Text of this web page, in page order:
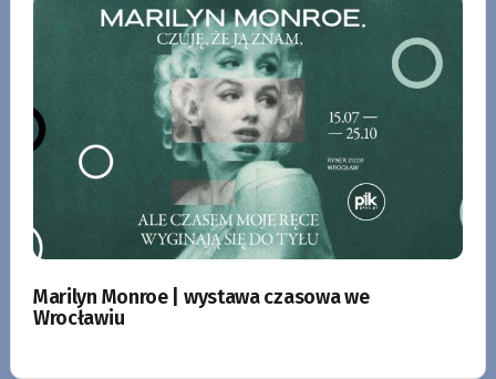
Marilyn Monroe | wystawa czasowa we
Wrocławiu